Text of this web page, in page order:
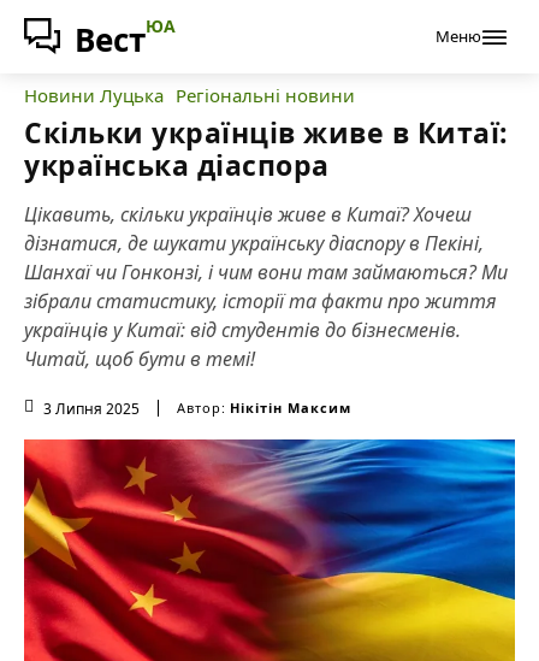
ВестЮА Меню
Новини Луцька Регіональні новини
Скільки українців живе в Китаї:
українська діаспора
Цікавить, скільки українців живе в Китаї? Хочеш
дізнатися, де шукати українську діаспору в Пекіні,
Шанхаї чи Гонконзі, і чим вони там займаються? Ми
зібрали статистику, історії та факти про життя
українців у Китаї: від студентів до бізнесменів.
Читай, щоб бути в темі!
3 Липня 2025 Автор: Нікітін Максим